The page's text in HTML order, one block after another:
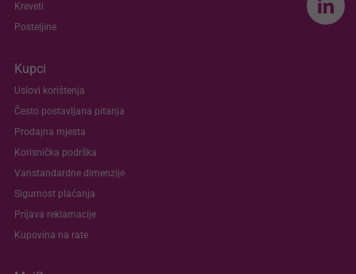
Kreveti
Posteljine
Kupci
Uslovi korištenja
Često postavljana pitanja
Prodajna mjesta
Korisnička podrška
Vanstandardne dimenzije
Sigurnost plaćanja
Prijava reklamacije
Kupovina na rate